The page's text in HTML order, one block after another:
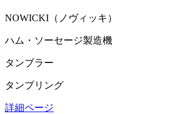
NOWICKI（ノヴィッキ）
ハム・ソーセージ製造機
タンブラー
タンブリング
詳細ページ